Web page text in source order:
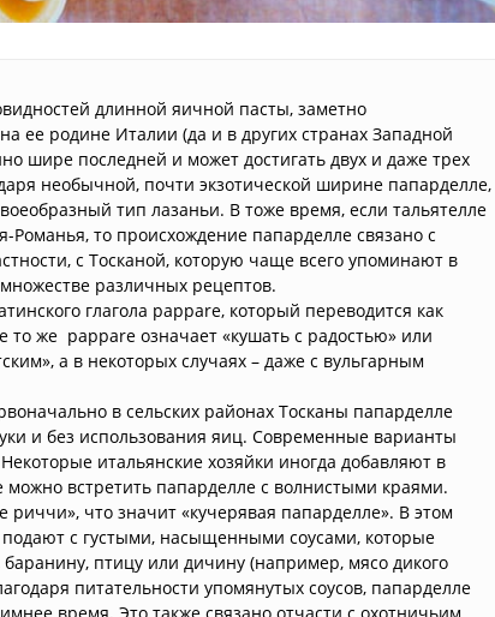
длинной яичной пасты, заметно
ее родине Италии (да и в других странах Западной
шире последней и может достигать двух и даже трех
необычной, почти экзотической ширине папарделле,
тип лазаньи. В тоже время, если тальятелле
то происхождение папарделле связано с
с Тосканой, которую чаще всего упоминают в
множестве различных рецептов.
глагола pappare, который переводится как
то же pappare означает «кушать с радостью» или
а в некоторых случаях – даже с вульгарным
в сельских районах Тосканы папарделле
и без использования яиц. Современные варианты
итальянские хозяйки иногда добавляют в
можно встретить папарделле с волнистыми краями.
что значит «кучерявая папарделле». В этом
с густыми, насыщенными соусами, которые
птицу или дичину (например, мясо дикого
питательности упомянутых соусов, папарделле
время. Это также связано отчасти с охотничьим